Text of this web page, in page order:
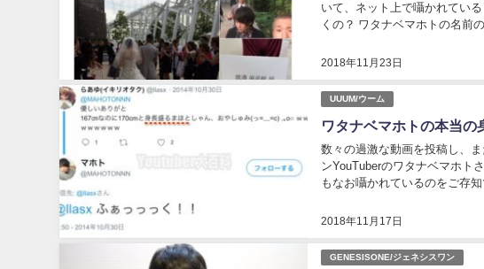
2018年11月23日
いて、ネット上で囁かれてい
くの？ ワタナベマホトの名前
UUUM/ウーム
ワタナベマホトの本当
2018年11月17日
数々の過激な動画を投稿し、
ンYouTuberのワタナベマホト
もなお囁かれているのをご存
GENESISONE/ジェネシスワン